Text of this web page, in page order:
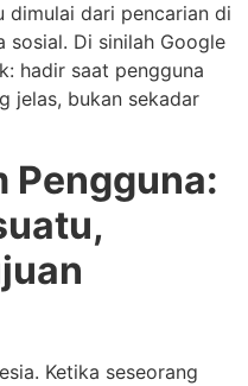
dimulai dari pencarian di
sosial. Di sinilah Google
hadir saat pengguna
jelas, bukan sekadar
Pengguna:
Ketika seseorang